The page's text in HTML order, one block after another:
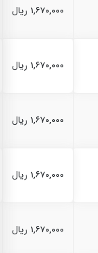
۱,۶۷۰,۰۰۰ ریال
۱,۶۷۰,۰۰۰ ریال
۱,۶۷۰,۰۰۰ ریال
۱,۶۷۰,۰۰۰ ریال
۱,۶۷۰,۰۰۰ ریال